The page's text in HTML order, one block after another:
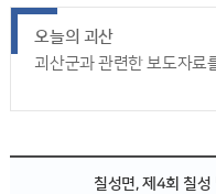
오늘의 괴산
괴산군과 관련한 보도자료
칠성면, 제4회 칠성